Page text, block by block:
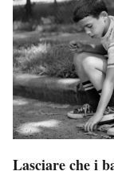
Lasciare che i